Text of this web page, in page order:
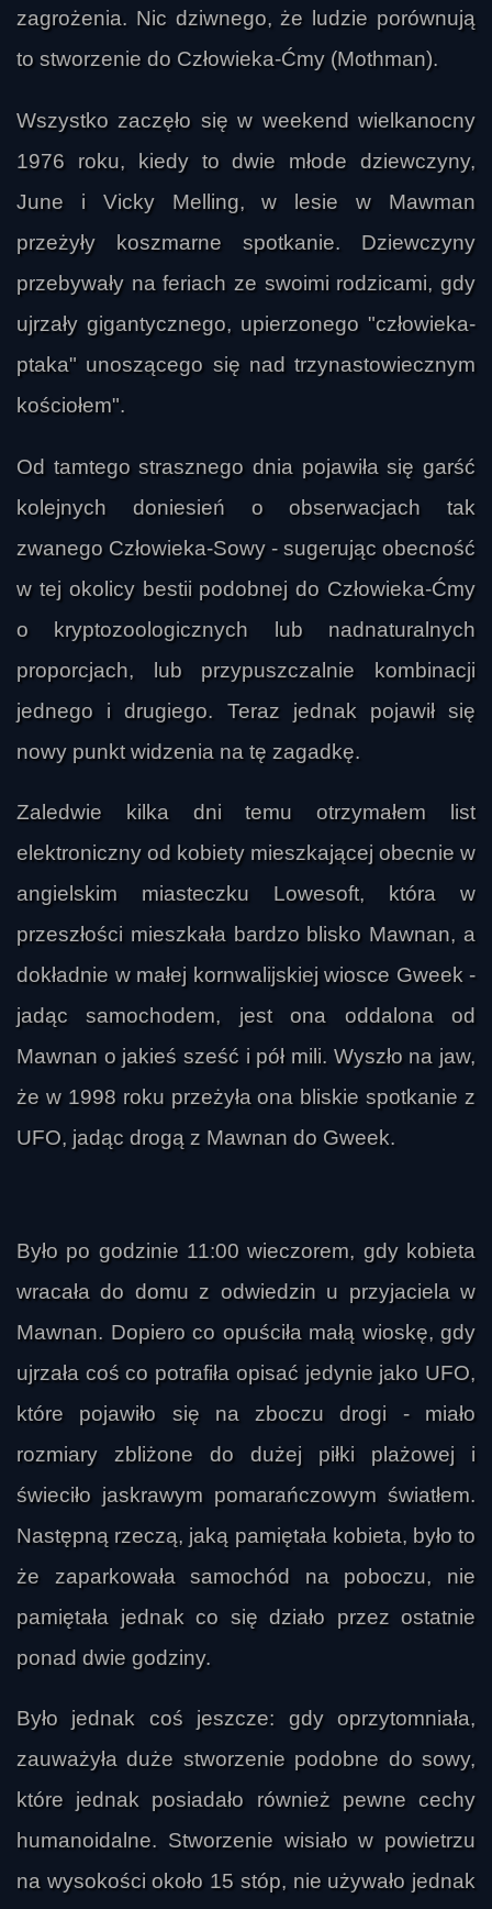
zagrożenia. Nic dziwnego, że ludzie porównują
to stworzenie do Człowieka-Ćmy (Mothman).
Wszystko zaczęło się w weekend wielkanocny
1976 roku, kiedy to dwie młode dziewczyny,
June i Vicky Melling, w lesie w Mawman
przeżyły koszmarne spotkanie. Dziewczyny
przebywały na feriach ze swoimi rodzicami, gdy
ujrzały gigantycznego, upierzonego "człowieka-
ptaka" unoszącego się nad trzynastowiecznym
kościołem".
Od tamtego strasznego dnia pojawiła się garść
kolejnych doniesień o obserwacjach tak
zwanego Człowieka-Sowy - sugerując obecność
w tej okolicy bestii podobnej do Człowieka-Ćmy
o kryptozoologicznych lub nadnaturalnych
proporcjach, lub przypuszczalnie kombinacji
jednego i drugiego. Teraz jednak pojawił się
nowy punkt widzenia na tę zagadkę.
Zaledwie kilka dni temu otrzymałem list
elektroniczny od kobiety mieszkającej obecnie w
angielskim miasteczku Lowesoft, która w
przeszłości mieszkała bardzo blisko Mawnan, a
dokładnie w małej kornwalijskiej wiosce Gweek -
jadąc samochodem, jest ona oddalona od
Mawnan o jakieś sześć i pół mili. Wyszło na jaw,
że w 1998 roku przeżyła ona bliskie spotkanie z
UFO, jadąc drogą z Mawnan do Gweek.
Było po godzinie 11:00 wieczorem, gdy kobieta
wracała do domu z odwiedzin u przyjaciela w
Mawnan. Dopiero co opuściła małą wioskę, gdy
ujrzała coś co potrafiła opisać jedynie jako UFO,
które pojawiło się na zboczu drogi - miało
rozmiary zbliżone do dużej piłki plażowej i
świeciło jaskrawym pomarańczowym światłem.
Następną rzeczą, jaką pamiętała kobieta, było to
że zaparkowała samochód na poboczu, nie
pamiętała jednak co się działo przez ostatnie
ponad dwie godziny.
Było jednak coś jeszcze: gdy oprzytomniała,
zauważyła duże stworzenie podobne do sowy,
które jednak posiadało również pewne cechy
humanoidalne. Stworzenie wisiało w powietrzu
na wysokości około 15 stóp, nie używało jednak